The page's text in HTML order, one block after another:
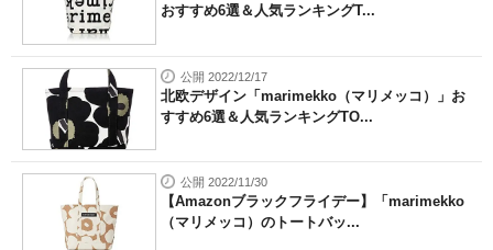
おすすめ6選＆人気ランキングT...
公開 2022/12/17
北欧デザイン「marimekko（マリメッコ）」お
すすめ6選＆人気ランキングTO...
公開 2022/11/30
【Amazonブラックフライデー】「marimekko
（マリメッコ）のトートバッ...